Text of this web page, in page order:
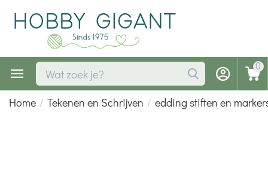
0
Home / Tekenen en Schrijven / edding stiften en